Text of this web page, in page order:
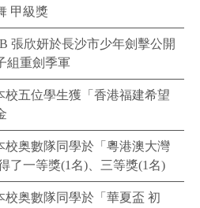
甲級獎
張欣妍於長沙市少年劍擊公開
組重劍季軍
校五位學生獲「香港福建希望
校奥數隊同學於「粵港澳大灣
了一等獎(1名)、三等獎(1名)
校奥數隊同學於「華夏盃 初